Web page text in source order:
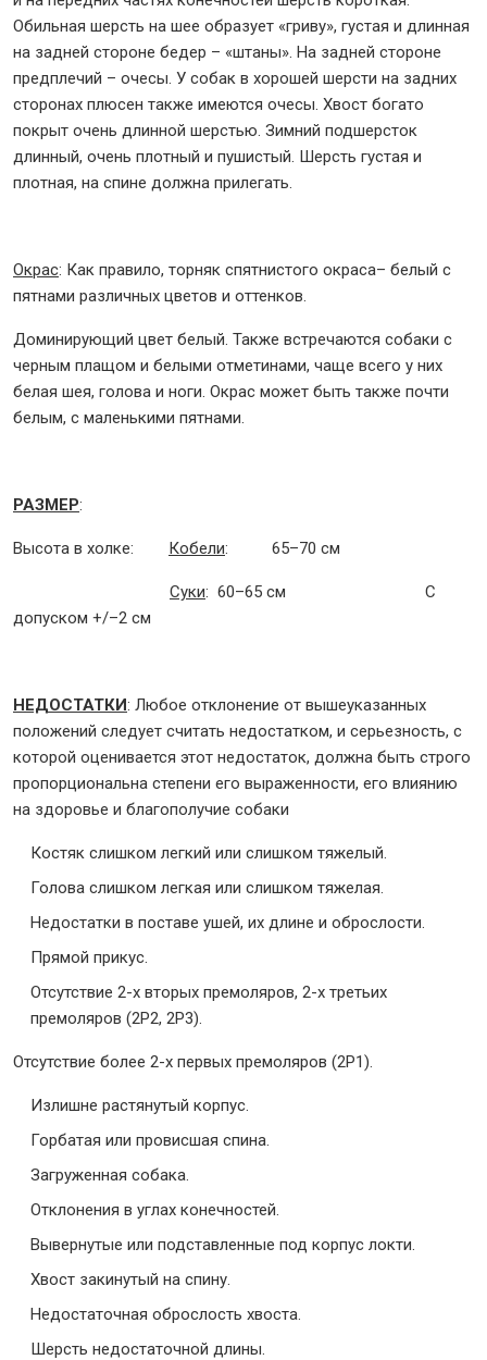
Обильная шерсть на шее образует «гриву», густая и длинная
на задней стороне бедер – «штаны». На задней стороне
предплечий – очесы. У собак в хорошей шерсти на задних
сторонах плюсен также имеются очесы. Хвост богато
покрыт очень длинной шерстью. Зимний подшерсток
длинный, очень плотный и пушистый. Шерсть густая и
плотная, на спине должна прилегать.
Окрас: Как правило, торняк спятнистого окраса– белый с
пятнами различных цветов и оттенков.
Доминирующий цвет белый. Также встречаются собаки с
черным плащом и белыми отметинами, чаще всего у них
белая шея, голова и ноги. Окрас может быть также почти
белым, с маленькими пятнами.
РАЗМЕР:
Высота в холке: Кобели: 65–70 см
Суки: 60–65 см С
допуском +/–2 см
НЕДОСТАТКИ: Любое отклонение от вышеуказанных
положений следует считать недостатком, и серьезность, с
которой оценивается этот недостаток, должна быть строго
пропорциональна степени его выраженности, его влиянию
на здоровье и благополучие собаки
Костяк слишком легкий или слишком тяжелый.
Голова слишком легкая или слишком тяжелая.
Недостатки в поставе ушей, их длине и оброслости.
Прямой прикус.
Отсутствие 2-х вторых премоляров, 2-х третьих
премоляров (2Р2, 2Р3).
Отсутствие более 2-х первых премоляров (2Р1).
Излишне растянутый корпус.
Горбатая или провисшая спина.
Загруженная собака.
Отклонения в углах конечностей.
Вывернутые или подставленные под корпус локти.
Хвост закинутый на спину.
Недостаточная оброслость хвоста.
Шерсть недостаточной длины.